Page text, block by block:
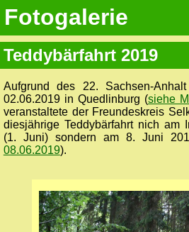
Fotogalerie
Teddybärfahrt 2019
Aufgrund des 22. Sachsen-
02.06.2019 in Quedlinburg (siehe
veranstaltete der Freundeskreis
diesjährige Teddybärfahrt nich am
(1. Juni) sondern am 8. Juni
08.06.2019).